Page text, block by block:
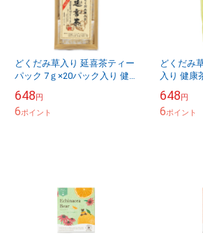
どくだみ草入り 延喜茶ティー
パック 7ｇ×20パック入り 健
ろこし はぶ草茶 くまざさ ど
くだみ草 ...
648円
6ポイント
どくだみ
入り 健康
さ どくだ
づる茶...
648円
6ポイント